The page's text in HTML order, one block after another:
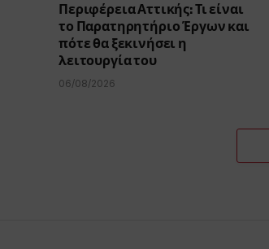
Περιφέρεια Αττικής: Τι είναι
το Παρατηρητήριο Έργων και
πότε θα ξεκινήσει η
λειτουργία του
06/08/2026